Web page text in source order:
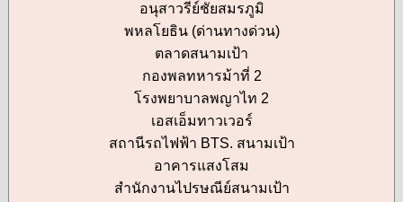
อนุสาวรีย์ชัยสมรภูมิ
พหลโยธิน (ด่านทางด่วน)
ตลาดสนามเป้า
กองพลทหารม้าที่ 2
โรงพยาบาลพญาไท 2
เอสเอ็มทาวเวอร์
สถานีรถไฟฟ้า BTS. สนามเป้า
อาคารแสงโสม
สำนักงานไปรษณีย์สนามเป้า